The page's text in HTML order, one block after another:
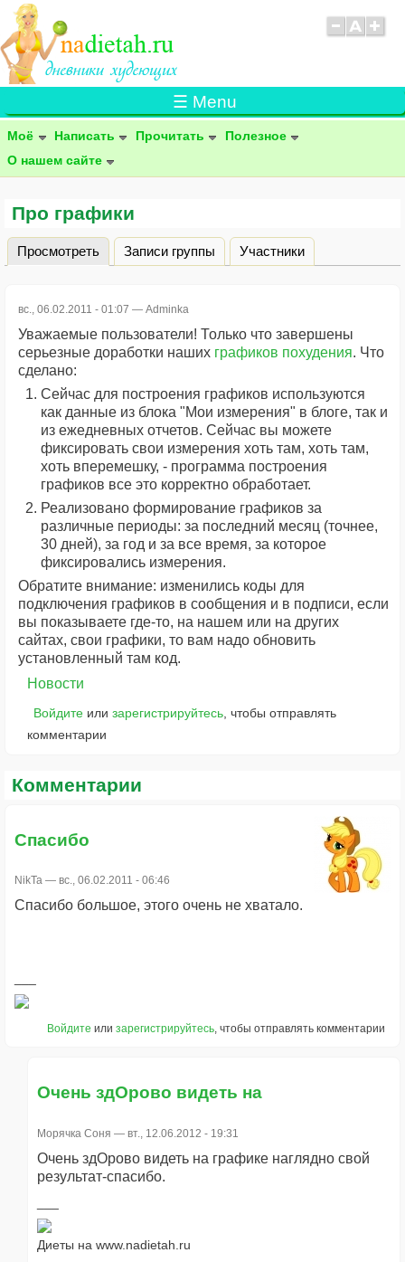
☰ Menu
Моё Написать Прочитать
Полезное
О нашем сайте
Про графики
Главные вкладки
Просмотреть (активная вкладка)
Записи группы Участники
вс., 06.02.2011 - 01:07 — Adminka
Уважаемые пользователи! Только что завершены
серьезные доработки наших графиков похудения. Что
сделано:
Сейчас для построения графиков используются
как данные из блока "Мои измерения" в блоге, так и
из ежедневных отчетов. Сейчас вы можете
фиксировать свои измерения хоть там, хоть там,
хоть вперемешку, - программа построения
графиков все это корректно обработает.
Реализовано формирование графиков за
различные периоды: за последний месяц (точнее,
30 дней), за год и за все время, за которое
фиксировались измерения.
Обратите внимание: изменились коды для
подключения графиков в сообщения и в подписи, если
вы показываете где-то, на нашем или на других
сайтах, свои графики, то вам надо обновить
установленный там код.
Новости
Войдитеили зарегистрируйтесь, чтобы отправлять
комментарии
Комментарии
Спасибо
NikTa — вс., 06.02.2011 - 06:46
Спасибо большое, этого очень не хватало.
Войдите или зарегистрируйтесь, чтобы отправлять комментарии
Очень здОрово видеть на
Морячка Соня — вт., 12.06.2012 - 19:31
Очень здОрово видеть на графике наглядно свой
результат-спасибо.
Диеты на www.nadietah.ru